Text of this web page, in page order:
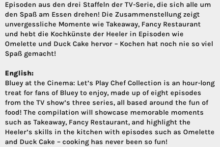
Episoden aus den drei Staffeln der TV-Serie, die sich alle um
den Spaß am Essen drehen! Die Zusammenstellung zeigt
unvergessliche Momente wie Takeaway, Fancy Restaurant
und hebt die Kochkünste der Heeler in Episoden wie
Omelette und Duck Cake hervor – Kochen hat noch nie so viel
Spaß gemacht!
English:
Bluey at the Cinema: Let’s Play Chef Collection is an hour-long
treat for fans of Bluey to enjoy, made up of eight episodes
from the TV show’s three series, all based around the fun of
food! The compilation will showcase memorable moments
such as Takeaway, Fancy Restaurant, and highlight the
Heeler’s skills in the kitchen with episodes such as Omelette
and Duck Cake – cooking has never been so fun!